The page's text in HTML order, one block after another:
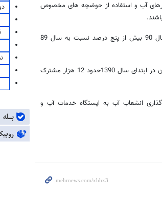
آب و استفاده از حوضچه‌ های مخصوص
وی گفت: تعداد مشترکین آب و فاضلاب روستایی شهرستان زهک در سال 90 بیش از پنج درصد نسبت به سال 89
رئیس اداره آبفای روستایی زهک افزود: تعداد مشترکین روستایی شهرستان در ابتدای سال 1390حدود 12 هزار مشترک
انشعاب آب به ایستگاه خدمات آب و